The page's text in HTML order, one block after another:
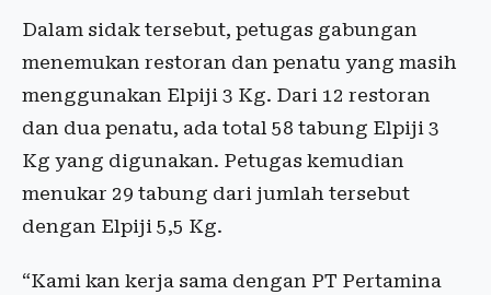
Dalam sidak tersebut, petugas gabungan
menemukan restoran dan penatu yang masih
menggunakan Elpiji 3 Kg. Dari 12 restoran
dan dua penatu, ada total 58 tabung Elpiji 3
Kg yang digunakan. Petugas kemudian
menukar 29 tabung dari jumlah tersebut
dengan Elpiji 5,5 Kg.
“Kami kan kerja sama dengan PT Pertamina